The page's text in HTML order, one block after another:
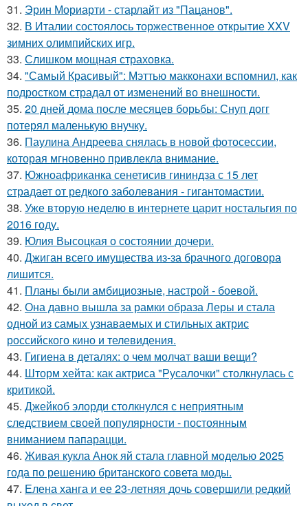
31. Эрин Мориарти - старлайт из "Пацанов".
32. В Италии состоялось торжественное открытие XXV
зимних олимпийских игр.
33. Слишком мощная страховка.
34. "Самый Красивый": Мэттью макконахи вспомнил, как
подростком страдал от изменений во внешности.
35. 20 дней дома после месяцев борьбы: Снуп догг
потерял маленькую внучку.
36. Паулина Андреева снялась в новой фотосессии,
которая мгновенно привлекла внимание.
37. Южноафриканка сенетисив гининдза с 15 лет
страдает от редкого заболевания - гигантомастии.
38. Уже вторую неделю в интернете царит ностальгия по
2016 году.
39. Юлия Высоцкая о состоянии дочери.
40. Джиган всего имущества из-за брачного договора
лишится.
41. Планы были амбициозные, настрой - боевой.
42. Она давно вышла за рамки образа Леры и стала
одной из самых узнаваемых и стильных актрис
российского кино и телевидения.
43. Гигиена в деталях: о чем молчат ваши вещи?
44. Шторм хейта: как актриса "Русалочки" столкнулась с
критикой.
45. Джейкоб элорди столкнулся с неприятным
следствием своей популярности - постоянным
вниманием папарацци.
46. Живая кукла Анок яй стала главной моделью 2025
года по решению британского совета моды.
47. Елена ханга и ее 23-летняя дочь совершили редкий